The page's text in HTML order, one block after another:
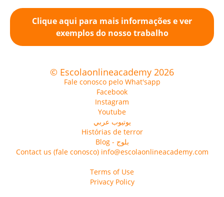
Clique aqui para mais informações e ver
exemplos do nosso trabalho
© Escolaonlineacademy 2026
Fale conosco pelo What'sapp
Facebook
Instagram
Youtube
يوتيوب عربي
Histórias de terror
Blog - بلوج
Contact us (fale conosco) info@escolaonlineacademy.com
Terms of Use
Privacy Policy